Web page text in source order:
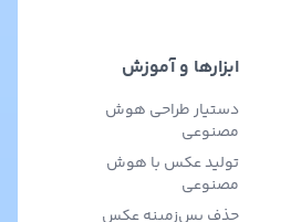
ابزارها و آموزش
دستیار طراحی هوش
مصنوعی
تولید عکس با هوش
مصنوعی
حذف پس‌زمینه عکس